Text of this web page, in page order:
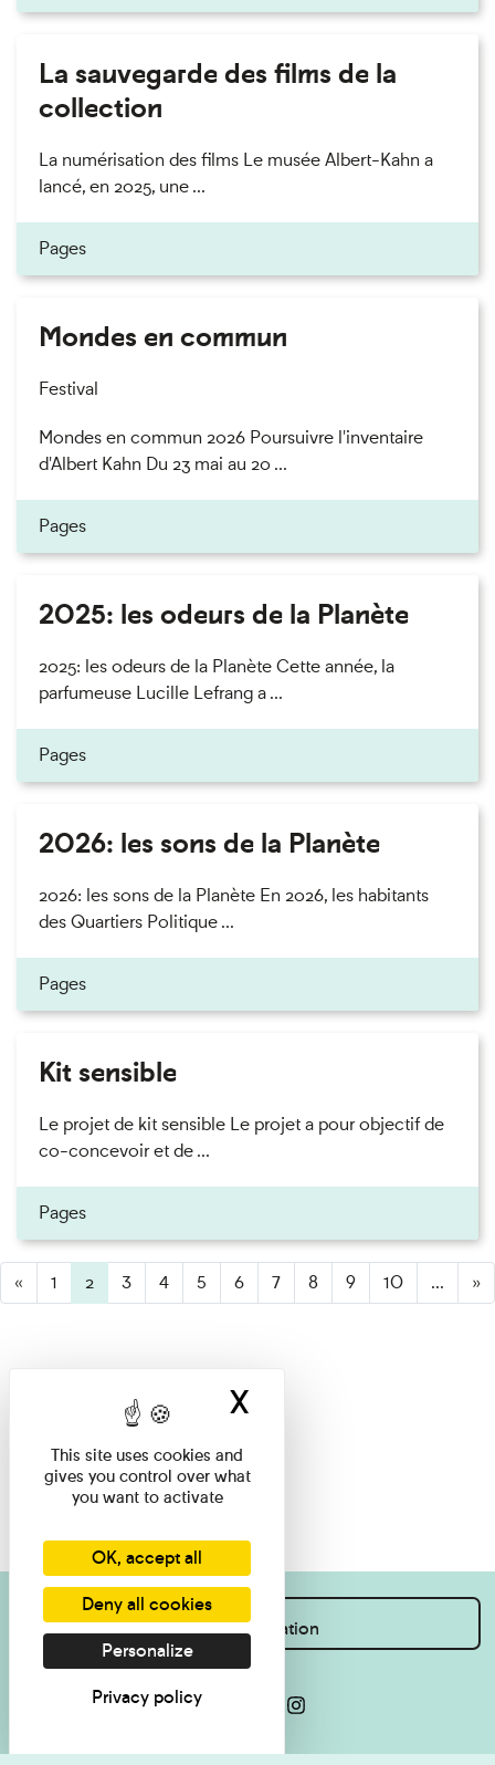
La sauvegarde des films de la
collection
La numérisation des films Le musée Albert-Kahn a
lancé, en 2025, une ...
Pages
Mondes en commun
Festival
Mondes en commun 2026 Poursuivre l'inventaire
d'Albert Kahn Du 23 mai au 20 ...
Pages
2025: les odeurs de la Planète
2025: les odeurs de la Planète Cette année, la
parfumeuse Lucille Lefrang a ...
Pages
2026: les sons de la Planète
2026: les sons de la Planète En 2026, les habitants
des Quartiers Politique ...
Pages
Kit sensible
Le projet de kit sensible Le projet a pour objectif de
co-concevoir et de ...
Pages
« 1 2 (active)
3 4 5 6 7 8 9 10 ... »
I want information
This site uses cookies and
gives you control over what
you want to activate
OK, accept all
Deny all cookies
Personalize
Privacy policy
X